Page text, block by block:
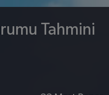
Tahmini